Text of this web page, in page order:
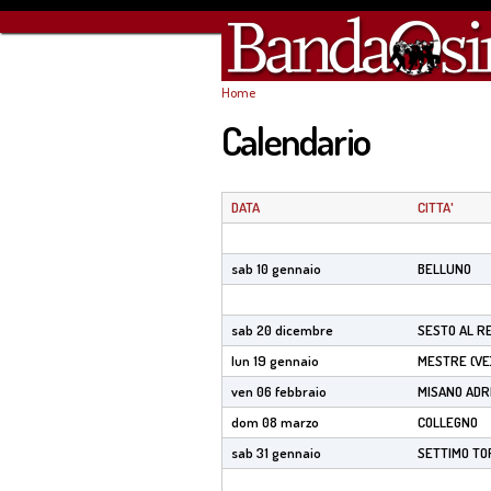
Tu sei qui
Home
Calendario
DATA CITTA'
sab 10 gennaio
BELLUNO
sab 20 dicembre
SESTO AL
lun 19 gennaio
MESTRE
ven 06 febbraio
MISANO
dom 08 marzo
COLLEGNO
sab 31 gennaio
SETTIMO